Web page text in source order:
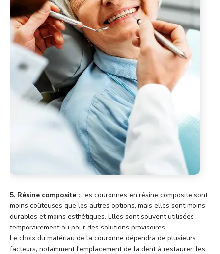
5. Résine composite : Les couronnes en résine composite sont
moins coûteuses que les autres options, mais elles sont moins
durables et moins esthétiques. Elles sont souvent utilisées
temporairement ou pour des solutions provisoires.
Le choix du matériau de la couronne dépendra de plusieurs
facteurs, notamment l'emplacement de la dent à restaurer, les